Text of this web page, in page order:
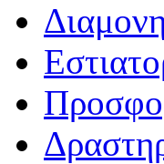
Διαμονη